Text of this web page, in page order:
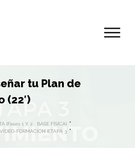
tu Plan de
(22′)
(Fases 1 Y 2 · BASE FÍSICA)
FORMACIÓN ETAPA 3